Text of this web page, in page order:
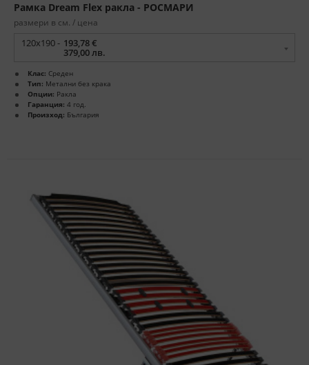
Рамка Dream Flex ракла - РОСМАРИ
размери в см. / цена
120x190 - 193,78 €
379,00 лв.
Клас: Среден
Тип: Метални без крака
Опции: Ракла
Гаранция: 4 год.
Произход: България